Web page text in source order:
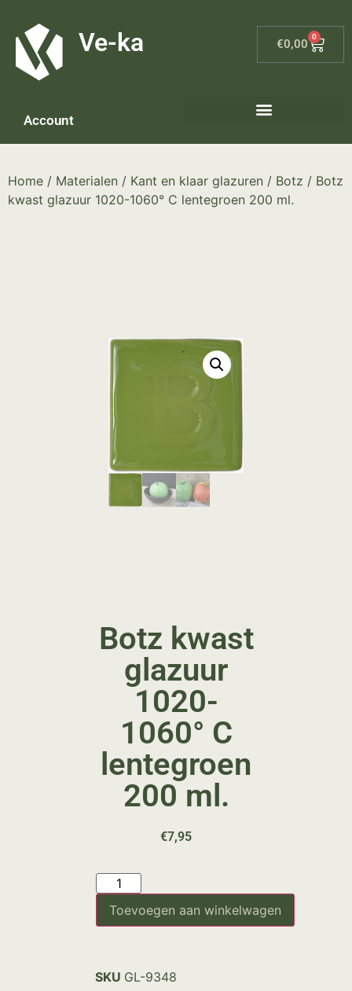
Ve-ka €0,00
0
Account
Home / Materialen / Kant en klaar glazuren / Botz / Botz
kwast glazuur 1020-1060° C lentegroen 200 ml.
Botz kwast
glazuur
1020-
1060° C
lentegroen
200 ml.
€7,95
Toevoegen aan winkelwagen
SKU GL-9348